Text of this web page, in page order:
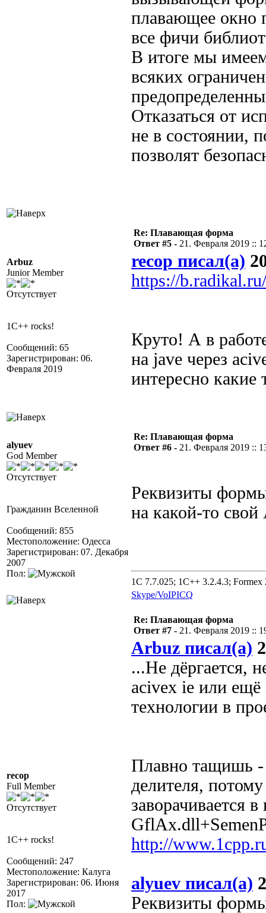
плавающее окно
все фичи
В итоге мы
всяких
Отказаться от
не в состоянии,
позволят
Arbuz
Junior Member
Отсутствует
1C++ rocks!
Сообщений: 65
Зарегистрирован: 06.
Февраля 2019
Re: Плавающая форма
Ответ #5 - 21. Февраля 2019 ::
recop писал(а)
https://
Круто! А в
на jave через
интересно какие
alyuev
God Member
Отсутствует
Гражданин Вселенной
Сообщений: 855
Местоположение: Одесса
Зарегистрирован: 07. Декабря
2007
Пол:
Re: Плавающая форма
Ответ #6 - 21. Февраля 2019 ::
Реквизиты
на какой-то
1C 7.7.025; 1C++ 3.2.4.3; Formex
Skype/VoIPICQ
recop
Full Member
Отсутствует
1C++ rocks!
Сообщений: 247
Местоположение: Калуга
Зарегистрирован: 06. Июня
2017
Пол:
Re: Плавающая форма
Ответ #7 - 21. Февраля 2019 ::
Arbuz писал(а)
...Не дёргается,
acivex ie или ещё
технологии в
Плавно тащишь -
делителя,
заворачивается
http://
alyuev писал(а)
Реквизиты